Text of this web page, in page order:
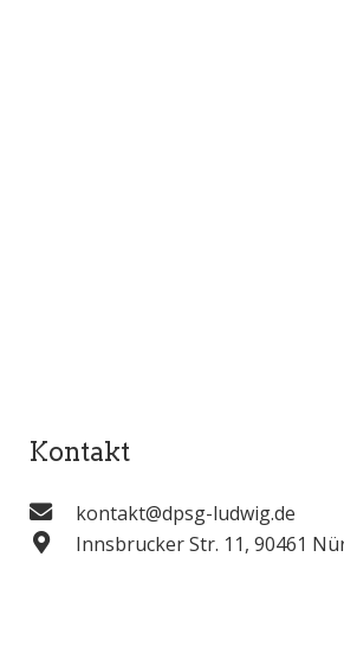
Kontakt
kontakt@dpsg-ludwig.de
Innsbrucker Str. 11, 90461